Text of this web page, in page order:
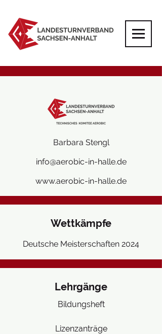
Barbara Stengl
info@aerobic-in-halle.de
www.aerobic-in-halle.de
Wettkämpfe
Deutsche Meisterschaften 2024
Lehrgänge
Bildungsheft
Lizenzanträge